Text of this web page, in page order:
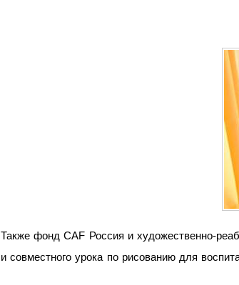
Также фонд CAF Россия и художественно-
и совместного урока по рисованию для